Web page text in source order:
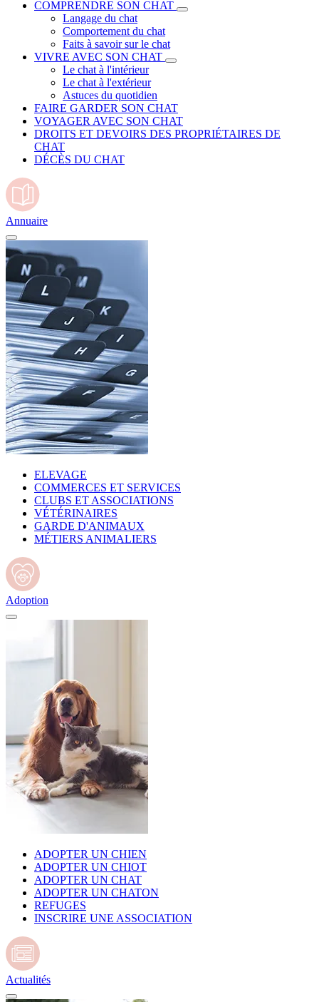
COMPRENDRE SON CHAT
Langage du chat
Comportement du chat
Faits à savoir sur le chat
VIVRE AVEC SON CHAT
Le chat à l'intérieur
Le chat à l'extérieur
Astuces du quotidien
FAIRE GARDER SON CHAT
VOYAGER AVEC SON CHAT
DROITS ET DEVOIRS DES PROPRIÉTAIRES DE
CHAT
DÉCÈS DU CHAT
Annuaire
ELEVAGE
COMMERCES ET SERVICES
CLUBS ET ASSOCIATIONS
VÉTÉRINAIRES
GARDE D'ANIMAUX
MÉTIERS ANIMALIERS
Adoption
ADOPTER UN CHIEN
ADOPTER UN CHIOT
ADOPTER UN CHAT
ADOPTER UN CHATON
REFUGES
INSCRIRE UNE ASSOCIATION
Actualités